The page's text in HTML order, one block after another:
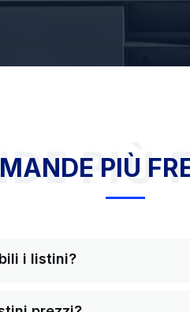
PIÙ
PIÙ
i listini?